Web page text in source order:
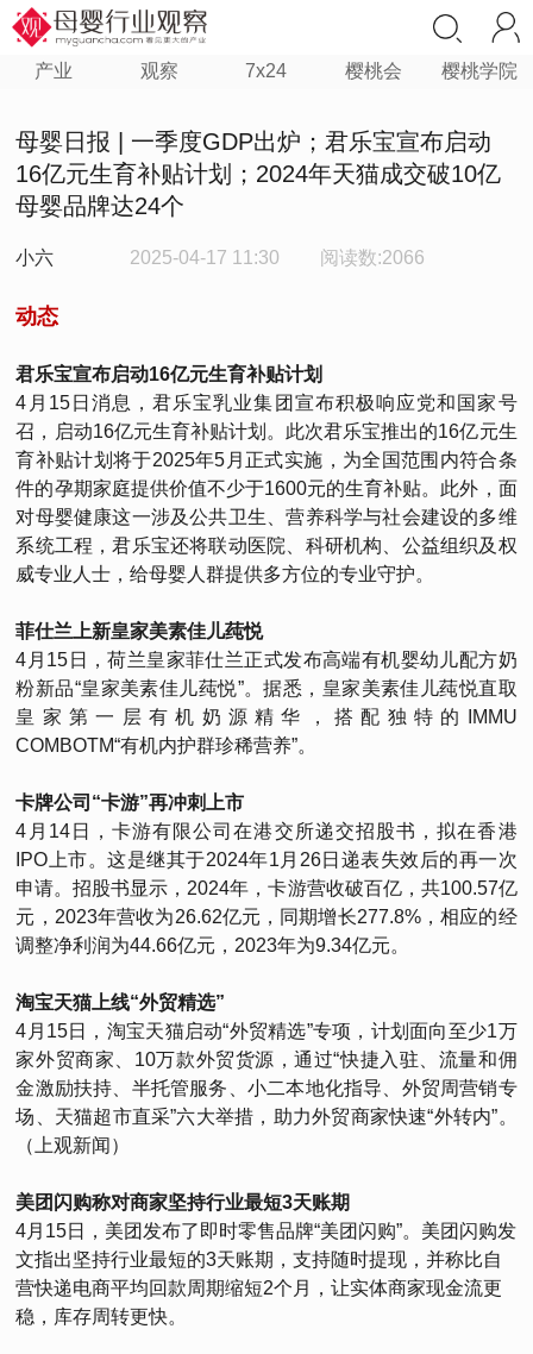
产业 观察 7x24 樱桃会 樱桃学院
母婴日报 | 一季度GDP出炉；君乐宝宣布启动
16亿元生育补贴计划；2024年天猫成交破10亿
母婴品牌达24个
小六 2025-04-17 11:30 阅读数:2066
动态
君乐宝宣布启动16亿元生育补贴计划
4月15日消息，君乐宝乳业集团宣布积极响应党和国家号
召，启动16亿元生育补贴计划。此次君乐宝推出的16亿元生
育补贴计划将于2025年5月正式实施，为全国范围内符合条
件的孕期家庭提供价值不少于1600元的生育补贴。此外，面
对母婴健康这一涉及公共卫生、营养科学与社会建设的多维
系统工程，君乐宝还将联动医院、科研机构、公益组织及权
威专业人士，给母婴人群提供多方位的专业守护。
菲仕兰上新皇家美素佳儿莼悦
4月15日，荷兰皇家菲仕兰正式发布高端有机婴幼儿配方奶
粉新品“皇家美素佳儿莼悦”。据悉，皇家美素佳儿莼悦直取
皇家第一层有机奶源精华，搭配独特的IMMU
COMBOTM“有机内护群珍稀营养”。
卡牌公司“卡游”再冲刺上市
4月14日，卡游有限公司在港交所递交招股书，拟在香港
IPO上市。这是继其于2024年1月26日递表失效后的再一次
申请。招股书显示，2024年，卡游营收破百亿，共100.57亿
元，2023年营收为26.62亿元，同期增长277.8%，相应的经
调整净利润为44.66亿元，2023年为9.34亿元。
淘宝天猫上线“外贸精选”
4月15日，淘宝天猫启动“外贸精选”专项，计划面向至少1万
家外贸商家、10万款外贸货源，通过“快捷入驻、流量和佣
金激励扶持、半托管服务、小二本地化指导、外贸周营销专
场、天猫超市直采”六大举措，助力外贸商家快速“外转内”。
（上观新闻）
美团闪购称对商家坚持行业最短3天账期
4月15日，美团发布了即时零售品牌“美团闪购”。美团闪购发
文指出坚持行业最短的3天账期，支持随时提现，并称比自
营快递电商平均回款周期缩短2个月，让实体商家现金流更
稳，库存周转更快。